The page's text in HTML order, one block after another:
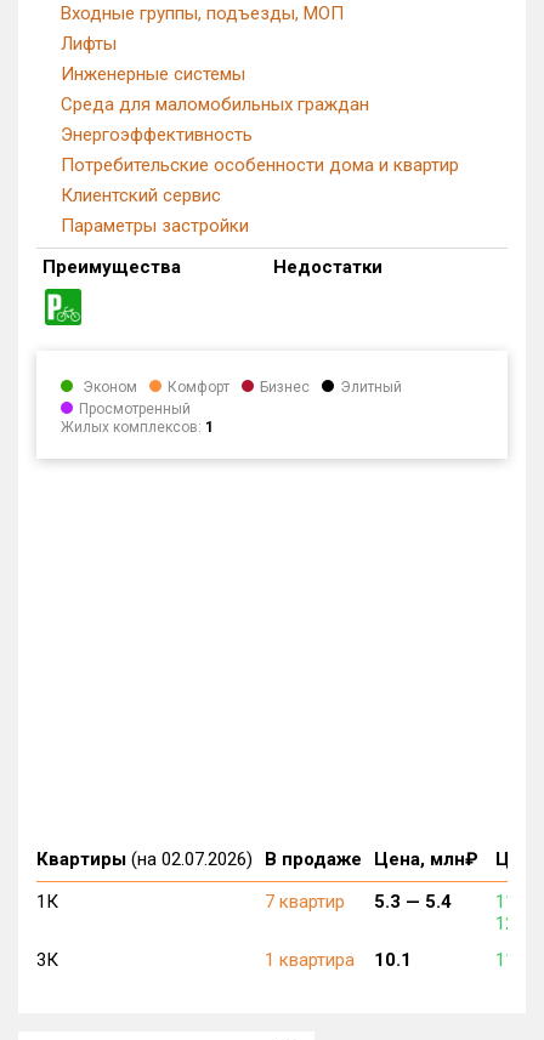
Входные группы, подъезды, МОП
Лифты
Инженерные системы
Среда для маломобильных граждан
Энергоэффективность
Потребительские особенности дома и квартир
Клиентский сервис
Параметры застройки
Преимущества
Недостатки
Эконом Комфорт Бизнес
Элитный
Просмотренный
Жилых комплексов: 1
Квартиры (на 02.07.2026) В продаже Цена, млн₽
1К
7 квартир 5.3 — 5.4
117
128
3К
1 квартира 10.1 117